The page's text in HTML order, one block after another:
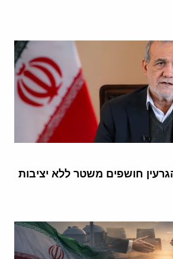
חושפים משטר ללא יציבות